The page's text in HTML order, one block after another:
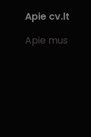
Apie cv.lt
Apie mus